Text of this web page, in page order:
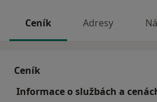
Ceník Adresy
Ceník
Informace o službách a